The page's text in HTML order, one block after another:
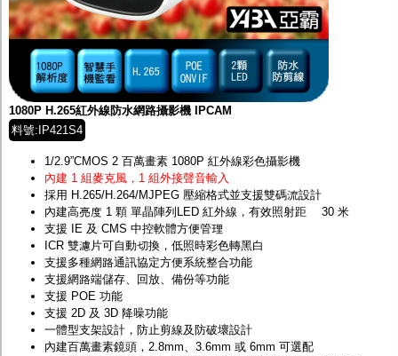
1080P H.265紅外線防水網路攝影機 IPCAM
料號:IP421S4
1/2.9”CMOS 2 百萬畫素 1080P 紅外線彩色攝影機
內建 1 組麥克風，1 組外接聲音輸入
採用 H.265/H.264/MJPEG 壓縮格式並支援雙碼流設計
內建高亮度 1 顆 單晶陣列LED 紅外線，有效照射距離 30 米
支援 IE 及 CMS 中控軟體方便管理
ICR 雙濾片可自動切換，低照時彩色轉黑白
支援多種網路通訊協定方便系統整合功能
支援網路端儲存、回放、備份等功能
支援 POE 功能
支援 2D 及 3D 降噪功能
一體型支架設計，防止剪線及防破壞設計
內建百萬畫素鏡頭，2.8mm、3.6mm 或 6mm 可選配